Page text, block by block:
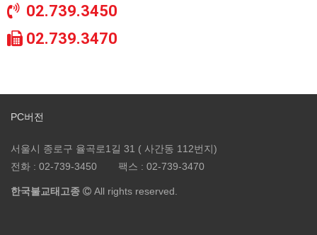
02.739.3450
02.739.3470
PC버전
서울시 종로구 율곡로1길 31 ( 사간동 112번지)
전화 : 02-739-3450 팩스 : 02-739-3470
한국불교태고종 All rights reserved.